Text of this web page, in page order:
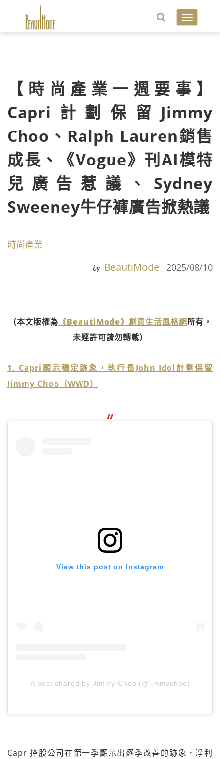
Toggle
【時尚產業一週要事】
Capri計劃保留Jimmy
Choo、Ralph Lauren銷售
成長、《Vogue》刊AI模特
兒廣告惹議、Sydney
Sweeney牛仔褲廣告掀熱議
時尚產業
by BeautiMode 2025/08/10
（本文版權為 《BeautiMode》創意生活風格網所有，
未經許可請勿轉載）
1. Capri顯示穩定跡象，執行長John Idol計劃保留
Jimmy Choo（WWD）
View this post on Instagram
A post shared by Jimmy Choo (@jimmychoo)
Capri控股公司在第一季顯示出逐季改善的跡象，淨利